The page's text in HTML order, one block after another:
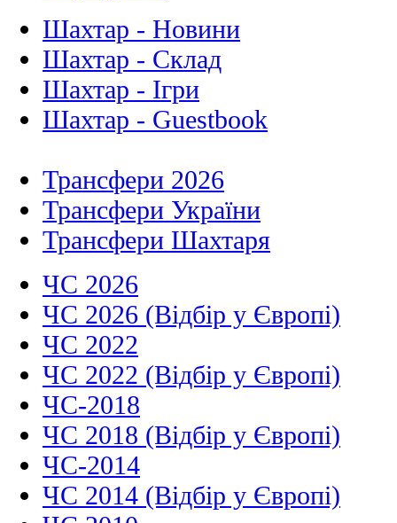
Шахтар - Новини
Шахтар - Склад
Шахтар - Ігри
Шахтар - Guestbook
Трансфери 2026
Трансфери України
Трансфери Шахтаря
ЧС 2026
ЧС 2026 (Відбір у Європі)
ЧС 2022
ЧС 2022 (Відбір у Європі)
ЧС-2018
ЧС 2018 (Відбір у Європі)
ЧС-2014
ЧС 2014 (Відбір у Європі)